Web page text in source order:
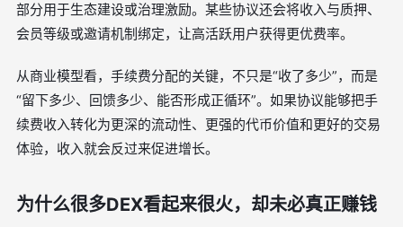
部分用于生态建设或治理激励。某些协议还会将收入与质押、
会员等级或邀请机制绑定，让高活跃用户获得更优费率。
从商业模型看，手续费分配的关键，不只是“收了多少”，而是
“留下多少、回馈多少、能否形成正循环”。如果协议能够把手
续费收入转化为更深的流动性、更强的代币价值和更好的交易
体验，收入就会反过来促进增长。
为什么很多DEX看起来很火，却未必真正赚钱